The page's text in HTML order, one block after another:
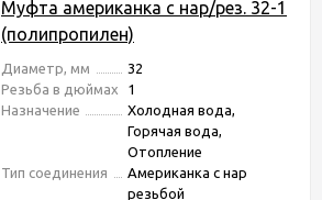
Муфта американка с нар/рез. 32-1
(полипропилен)
Диаметр, мм
32
Резьба в дюймах
1
Назначение
Холодная вода,
Горячая вода,
Отопление
Тип соединения
Американка с нар
резьбой